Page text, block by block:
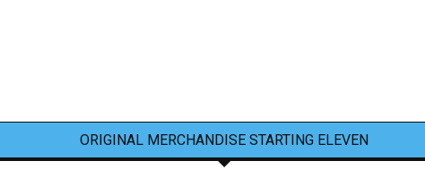
ORIGINAL MERCHANDISE STARTING ELEVEN